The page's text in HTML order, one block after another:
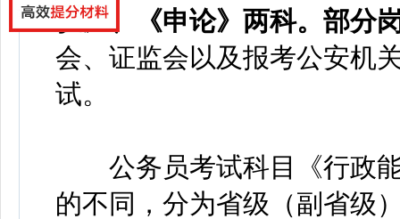
验》、《申论》两科。部分
会、证监会以及报考公安机
试。
公务员考试科目《行政能
的不同，分为省级（副省级